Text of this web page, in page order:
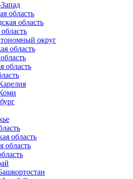
область
область
округ
область
область
область
область